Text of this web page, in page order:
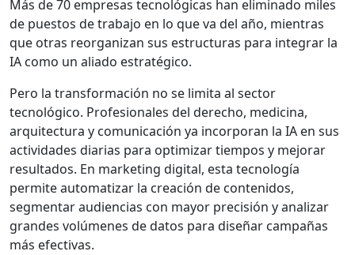
Más de 70 empresas tecnológicas han eliminado miles
de puestos de trabajo en lo que va del año, mientras
que otras reorganizan sus estructuras para integrar la
IA como un aliado estratégico.
Pero la transformación no se limita al sector
tecnológico. Profesionales del derecho, medicina,
arquitectura y comunicación ya incorporan la IA en sus
actividades diarias para optimizar tiempos y mejorar
resultados. En marketing digital, esta tecnología
permite automatizar la creación de contenidos,
segmentar audiencias con mayor precisión y analizar
grandes volúmenes de datos para diseñar campañas
más efectivas.